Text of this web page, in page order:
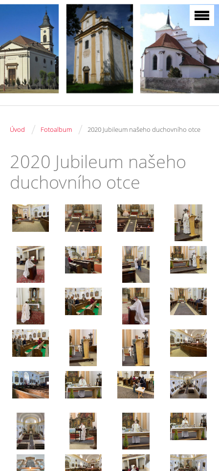
Úvod / Fotoalbum / 2020 Jubileum našeho duchovního otce
2020 Jubileum našeho
duchovního otce